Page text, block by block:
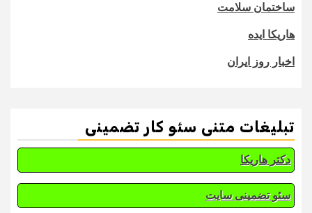
ساختمان سلامت
هاریکا ایده
اخبار روز ایران
تبلیغات متنی سئو کار تضمینی
دکتر هاریکا
سئو تضمینی سایت